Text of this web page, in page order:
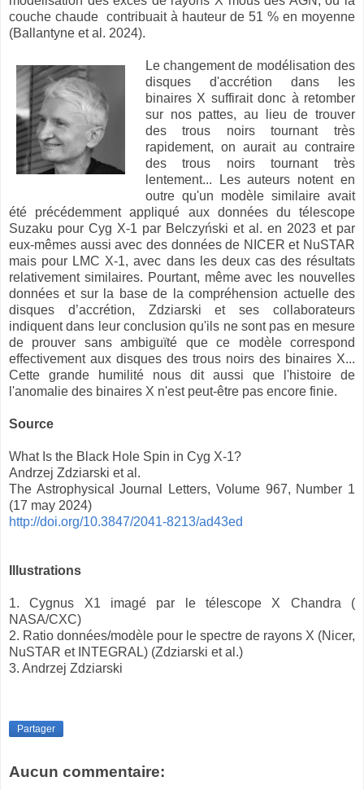
couche chaude contribuait à hauteur de 51 % en moyenne
(Ballantyne et al. 2024).
Le changement de modélisation des
disques d'accrétion dans les
binaires X suffirait donc à retomber
sur nos pattes, au lieu de trouver
des trous noirs tournant très
rapidement, on aurait au contraire
des trous noirs tournant très
lentement... Les auteurs notent en
outre qu'un modèle similaire avait
été précédemment appliqué aux données du télescope
Suzaku pour Cyg X-1 par Belczyński et al. en 2023 et par
eux-mêmes aussi avec des données de NICER et NuSTAR
mais pour LMC X-1, avec dans les deux cas des résultats
relativement similaires. Pourtant, même avec les nouvelles
données et sur la base de la compréhension actuelle des
disques d’accrétion, Zdziarski et ses collaborateurs
indiquent dans leur conclusion qu'ils ne sont pas en mesure
de prouver sans ambiguïté que ce modèle correspond
effectivement aux disques des trous noirs des binaires X...
Cette grande humilité nous dit aussi que l'histoire de
l'anomalie des binaires X n'est peut-être pas encore finie.
Source
What Is the Black Hole Spin in Cyg X-1?
Andrzej Zdziarski et al.
The Astrophysical Journal Letters, Volume 967, Number 1
(17 may 2024)
http://doi.org/10.3847/2041-8213/ad43ed
Illustrations
1. Cygnus X1 imagé par le télescope X Chandra (
NASA/CXC)
2. Ratio données/modèle pour le spectre de rayons X (Nicer,
NuSTAR et INTEGRAL) (Zdziarski et al.)
3. Andrzej Zdziarski
Partager
Aucun commentaire: